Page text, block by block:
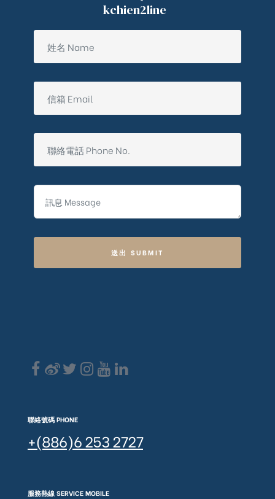
kchien2line
送出 SUBMIT
聯絡號碼 PHONE
+(886)6 253 2727
服務熱線 SERVICE MOBILE